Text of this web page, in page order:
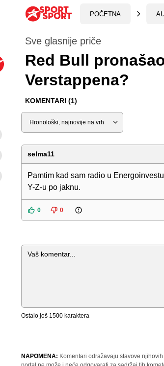
POČETNA
Sve glasnije priče
Red Bull
Verstappena?
KOMENTARI (1)
Sortiraj
selma11
Pamtim kad sam radio u
Y-Z-u po jaknu.
0 0
Komentar
Ostalo još 1500 karaktera
NAPOMENA: Komentari odražavaju stavove